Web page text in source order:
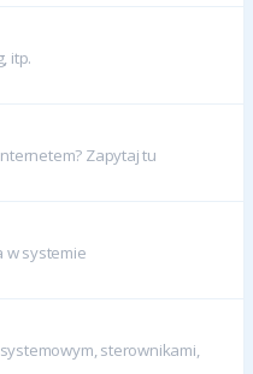
itp.
Zapytaj tu
w systemie
sterownikami,